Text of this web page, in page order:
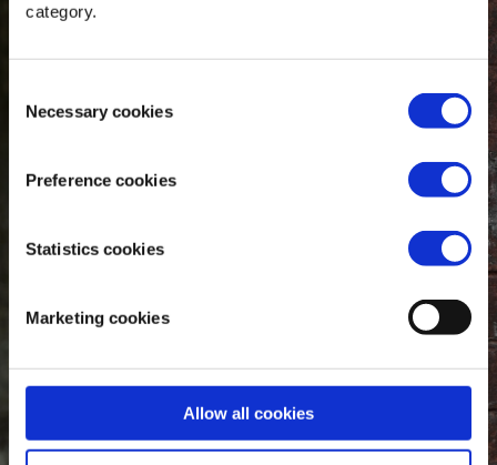
category.
Selection
Necessary cookies
Preference cookies
Statistics cookies
Marketing cookies
Allow all cookies
Per jaar worden ongeveer 12
miljoen meisjes
verjaardag. Vind jij dat dit
Teken onze
JA, IK TEKEN DE PETITIE!